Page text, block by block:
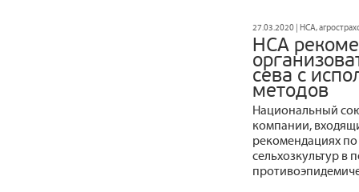
27.03.2020 | НСА,
НСА
сева с
методов
Национальный
компании,
рекомендациях
сельхозкультур в